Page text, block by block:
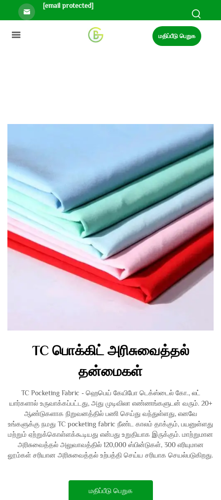
[email protected]
மதிப்பீடு பெறுக
TC பொக்கிட் அரிசுவைத்தல்
தன்மைகள்
TC Pocketing Fabric - ஹெபெய் கேயிபோ டெக்ஸ்டைல் கோ., லட்
யார்களால் உருவாக்கப்பட்டது, அது முடிவிலா எண்ணங்களுடன் வரும். 20+
ஆண்டுகளாக நிறுவனத்தில் பணி செய்து வந்துள்ளது, எனவே
உங்களுக்கு நமது TC pocketing fabric நீண்ட காலம் தாக்கும், பயனுள்ளது
மற்றும் ஏற்றுக்கொள்ளக்கூடியது என்பது உறுதியாக இருக்கும். மாற்றுமான
அரிசுவைத்தல் அலுவாவத்தில் 120,000 ஸ்பின்டுகள், 300 எரியுமான
லூம்கள் சரியான அரிசுவைத்தல் உற்பத்தி செய்ய சரியாக செயல்படுகிறது.
மதிப்பீடு பெறுக